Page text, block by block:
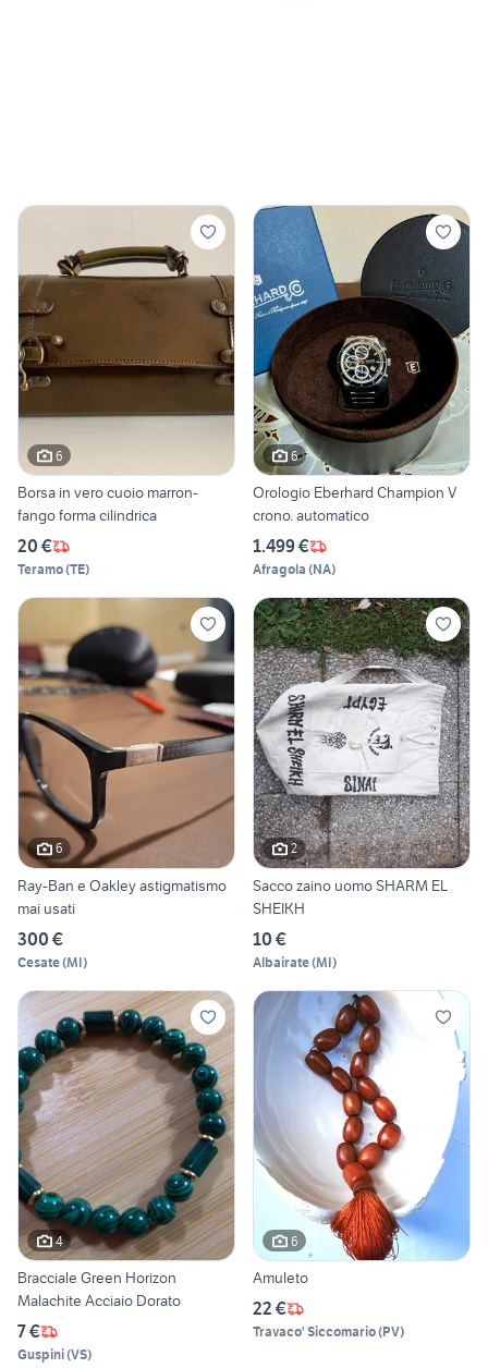
6
Borsa in vero cuoio marron-
fango forma cilindrica
20 €
Teramo(TE)
6
Orologio Eberhard Champion V
crono. automatico
1.499 €
Afragola (NA)
6
Ray-Ban e Oakley astigmatismo
mai usati
300 €
Cesate(MI)
2
Sacco zaino uomo SHARM EL
SHEIKH
10 €
Albairate(MI)
4
Bracciale Green Horizon
Malachite Acciaio Dorato
7 €
Guspini(VS)
6
Amuleto
22 €
Travaco' Siccomario(PV)